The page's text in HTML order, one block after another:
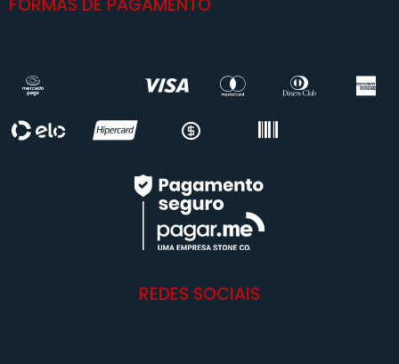
FORMAS DE PAGAMENTO
REDES SOCIAIS